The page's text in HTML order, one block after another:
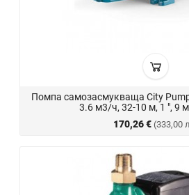
Помпа самозасмукваща City
3.6 м3/ч, 32-10 м, 1 ", 9
170,26 € (333,00